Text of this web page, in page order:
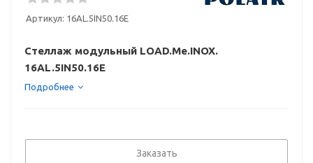
Артикул: 16AL.5IN50.16E
Стеллаж модульный LOAD.Me.INOX.
16AL.5IN50.16E
Подробнее
Заказать